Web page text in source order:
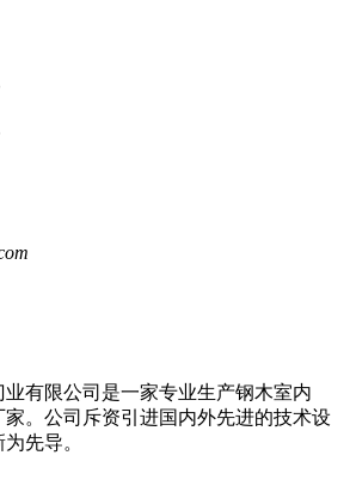
有限公司是一家专业生产钢木室内
家。公司斥资引进国内外先进的技术设
先导。